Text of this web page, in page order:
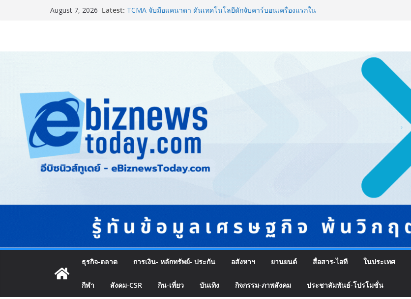
August 7, 2026 Latest: TCMA จับมือแคนาดา ดันเทคโนโลยีดักจับคาร์บอนเครื่องแรกใน
Guangzhou Yinghao School เผยวิสัยทัศน์การศึกษาที่พร้อมรับ
ธุรกิจ-ตลาด การเงิน- หลักทรัพย์- ประกัน อสังหาฯ ยานยนต์ สื่อสาร-ไอที ในประเทศ
กีฬา สังคม-CSR กิน-เที่ยว บันเทิง กิจกรรม-ภาพสังคม ประชาสัมพันธ์-โปรโมชั่น